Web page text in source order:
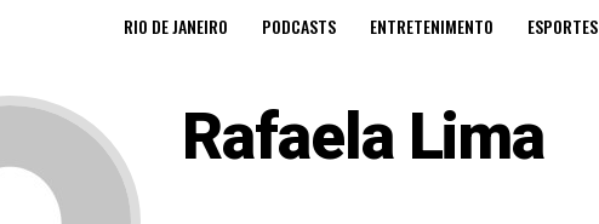
RIO DE JANEIRO PODCASTS ENTRETENIMENTO ESPORTES
Rafaela Lima